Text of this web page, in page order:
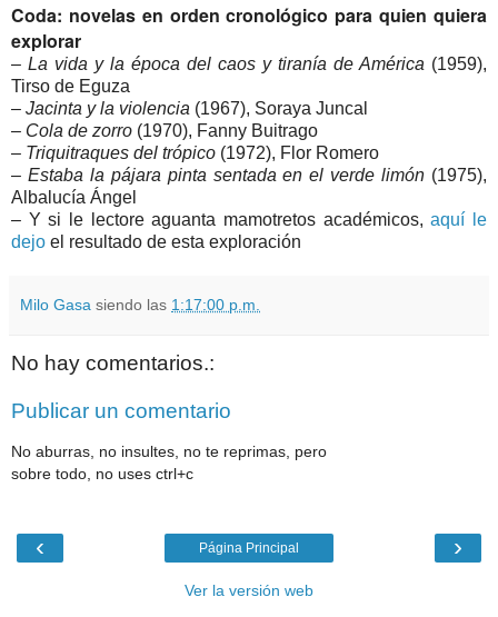
Coda: novelas en orden cronológico para quien quiera
explorar
– La vida y la época del caos y tiranía de América (1959),
Tirso de Eguza
– Jacinta y la violencia (1967), Soraya Juncal
– Cola de zorro (1970), Fanny Buitrago
– Triquitraques del trópico (1972), Flor Romero
– Estaba la pájara pinta sentada en el verde limón (1975),
Albalucía Ángel
– Y si le lectore aguanta mamotretos académicos,aquí le
dejo el resultado de esta exploración
Milo Gasa siendo las 1:17:00 p.m.
No hay comentarios.:
Publicar un comentario
No aburras, no insultes, no te reprimas, pero
sobre todo, no uses ctrl+c
‹ ›
Página Principal
Ver la versión web